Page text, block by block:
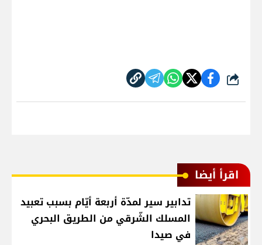
شارك
اقرأ أيضا
تدابير سير لمدّة أربعة أيّام بسبب تعبيد
المسلك الشّرقي من الطريق البحري
في صيدا